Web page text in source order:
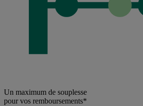
Un maximum de souplesse
pour vos remboursements*